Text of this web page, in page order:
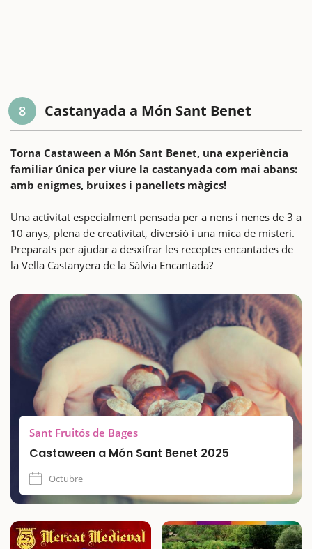
8 Castanyada a Món Sant Benet
Torna Castaween a Món Sant Benet, una experiència
familiar única per viure la castanyada com mai abans:
amb enigmes, bruixes i panellets màgics!
Una activitat especialment pensada per a nens i nenes de 3 a
10 anys, plena de creativitat, diversió i una mica de misteri.
Preparats per ajudar a desxifrar les receptes encantades de
la Vella Castanyera de la Sàlvia Encantada?
Sant Fruitós de Bages
Castaween a Món Sant Benet 2025
Octubre